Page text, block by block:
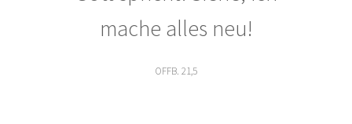
mache alles neu!
OFFB. 21,5